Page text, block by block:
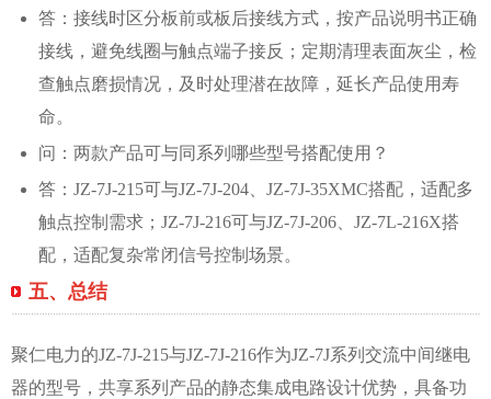
答：接线时区分板前或板后接线方式，按产品说明书正确
接线，避免线圈与触点端子接反；定期清理表面灰尘，检
查触点磨损情况，及时处理潜在故障，延长产品使用寿
命。
问：两款产品可与同系列哪些型号搭配使用？
答：JZ-7J-215可与JZ-7J-204、JZ-7J-35XMC搭配，适配多
触点控制需求；JZ-7J-216可与JZ-7J-206、JZ-7L-216X搭
配，适配复杂常闭信号控制场景。
五、总结
聚仁电力的JZ-7J-215与JZ-7J-216作为JZ-7J系列交流中间继电
器的型号，共享系列产品的静态集成电路设计优势，具备功